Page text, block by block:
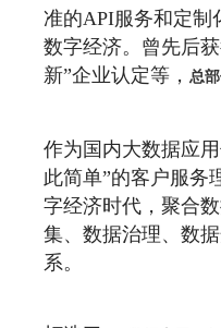
准的API服务和定制
数字经济。曾先后
新”企业认定等， 总
作为国内大数据应
此简单”的客户服务
字经济时代，聚合
集、数据治理、数
系。